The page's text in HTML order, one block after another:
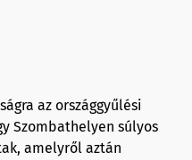
az országgyűlési
Szombathelyen súlyos
amelyről aztán